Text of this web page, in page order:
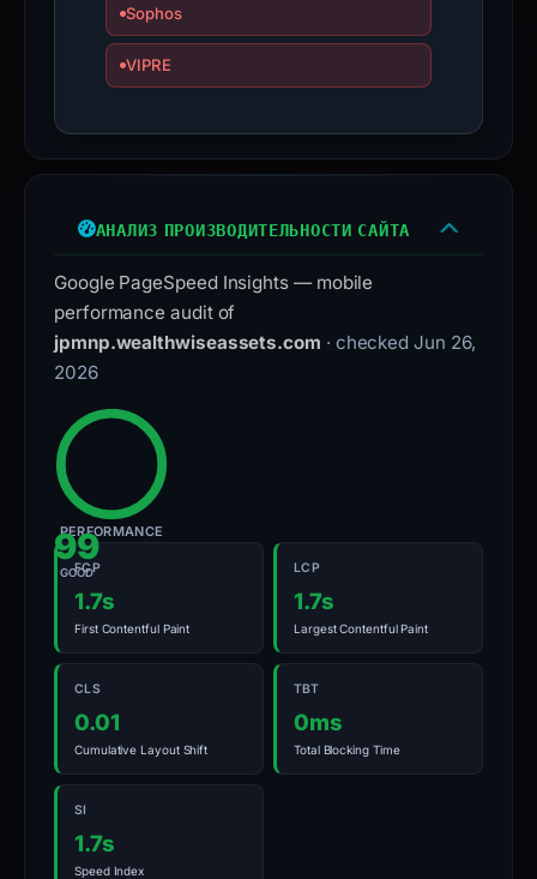
if
is
inaccurate.
Sophos
VIPRE
АНАЛИЗ ПРОИЗВОДИТЕЛЬНОСТИ САЙТА
Google PageSpeed Insights — mobile
performance audit of
jpmnp.wealthwiseassets.com · checked Jun 26,
2026
99
GOOD
PERFORMANCE
FCP
1.7s
First Contentful Paint
LCP
1.7s
Largest Contentful Paint
CLS
0.01
Cumulative Layout Shift
TBT
0ms
Total Blocking Time
SI
1.7s
Speed Index